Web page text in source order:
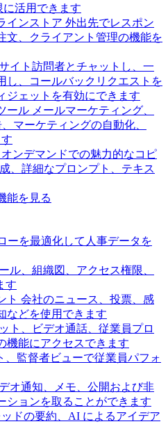
に活用できます
インストア 外出先でレスポン
文、クライアント管理の機能を
イト訪問者とチャットし、一
し、コールバックリクエストを
ジェットを有効にできます
ール メールマーケティング、
マーケティングの自動化、
オンデマンドでの魅力的なコピ
、詳細なプロンプト、テキス
能を見る
ーを最適化して人事データを
ル、組織図、アクセス権限、
す
ト 会社のニュース、投票、感
などを使用できます
ト、ビデオ通話、従業員プロ
機能にアクセスできます
、監督者ビューで従業員パフォ
オ通知、メモ、公開および非
ションを取ることができます
ッドの要約、AI によるアイデア